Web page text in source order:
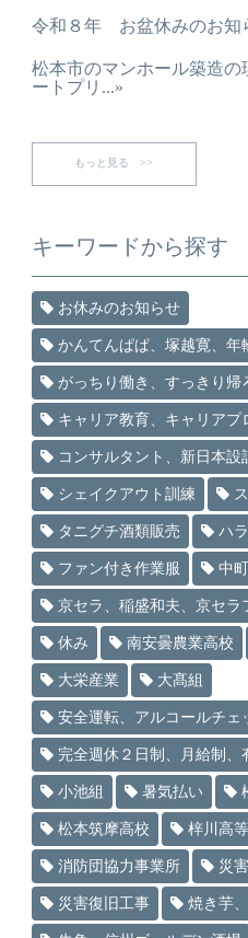
令和８年 お盆休みのお知
松本市のマンホール築造の
ートプリ...»
もっと見る >>
キーワードから探す
お休みのお知らせ
かんてんぱぱ、塚越寛、年
がっちり働き、すっきり帰
キャリア教育、キャリアプ
コンサルタント、新日本
シェイクアウト訓練
タニグチ酒類販売 ハ
ファン付き作業服 中
京セラ、稲盛和夫、京セラ
休み 南安曇農業高校
大栄産業 大髙組
安全運転、アルコールチェ
完全週休２日制、月給制、
小池組 暑気払い
松本筑摩高校 梓川高
消防団協力事業所 災
災害復旧工事 焼き芋